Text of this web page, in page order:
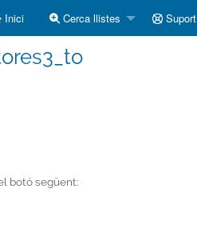
Inici Cerca llistes Suport
botó següent: